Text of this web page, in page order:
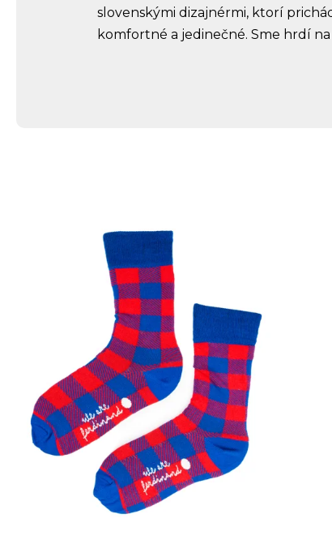
slovenskými dizajnérmi, ktorí
komfortné a jedinečné. Sme hrdí